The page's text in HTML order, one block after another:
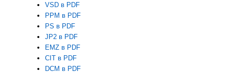
VSD в PDF
PPM в PDF
PS в PDF
JP2 в PDF
EMZ в PDF
CIT в PDF
DCM в PDF